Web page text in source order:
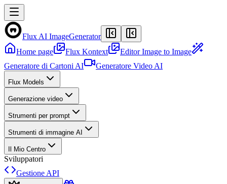
Flux AI ImageGenerator
Home page
Flux Kontext
Editor Image to Image
Generatore di Cartoni AI
Generatore Video AI
Flux Models
Generazione video
Strumenti per prompt
Strumenti di immagine AI
Il Mio Centro
Sviluppatori
Gestione API